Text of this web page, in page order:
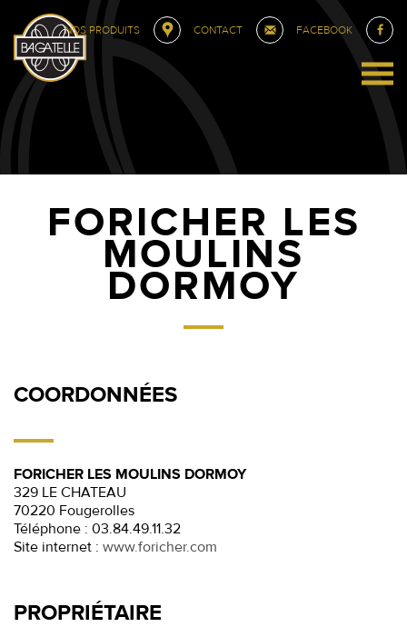
NOS PRODUITS CONTACT FACEBOOK
FORICHER LES
MOULINS
DORMOY
COORDONNÉES
FORICHER LES MOULINS DORMOY
329 LE CHATEAU
70220 Fougerolles
Téléphone : 03.84.49.11.32
Site internet : www.foricher.com
PROPRIÉTAIRE